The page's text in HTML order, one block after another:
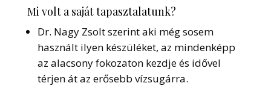
Mi volt a saját tapasztalatunk?
Dr. Nagy Zsolt szerint aki még sosem
használt ilyen készüléket, az mindenképp
az alacsony fokozaton kezdje és idővel
térjen át az erősebb vízsugárra.